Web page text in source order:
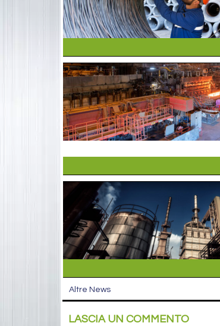
Altre News
LASCIA UN COMMENTO